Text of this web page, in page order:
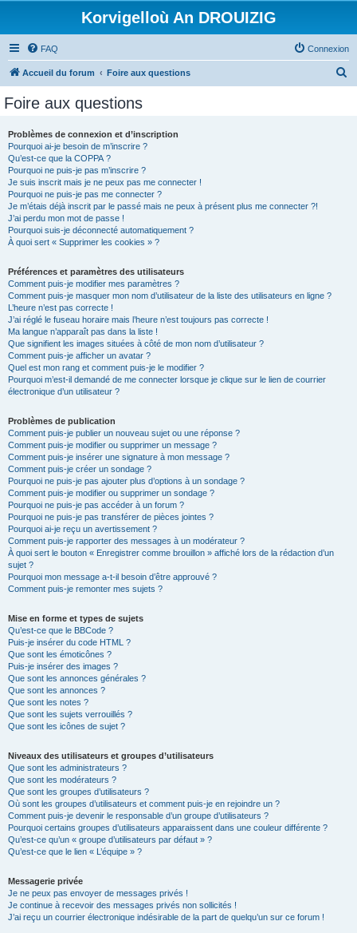
Korvigelloù An DROUIZIG
FAQ Connexion
Accueil du forum Foire aux questions
Foire aux questions
Problèmes de connexion et d’inscription
Pourquoi ai-je besoin de m’inscrire ?
Qu’est-ce que la COPPA ?
Pourquoi ne puis-je pas m’inscrire ?
Je suis inscrit mais je ne peux pas me connecter !
Pourquoi ne puis-je pas me connecter ?
Je m’étais déjà inscrit par le passé mais ne peux à présent plus me connecter ?!
J’ai perdu mon mot de passe !
Pourquoi suis-je déconnecté automatiquement ?
À quoi sert « Supprimer les cookies » ?
Préférences et paramètres des utilisateurs
Comment puis-je modifier mes paramètres ?
Comment puis-je masquer mon nom d’utilisateur de la liste des utilisateurs en ligne ?
L’heure n’est pas correcte !
J’ai réglé le fuseau horaire mais l’heure n’est toujours pas correcte !
Ma langue n’apparaît pas dans la liste !
Que signifient les images situées à côté de mon nom d’utilisateur ?
Comment puis-je afficher un avatar ?
Quel est mon rang et comment puis-je le modifier ?
Pourquoi m’est-il demandé de me connecter lorsque je clique sur le lien de courrier
électronique d’un utilisateur ?
Problèmes de publication
Comment puis-je publier un nouveau sujet ou une réponse ?
Comment puis-je modifier ou supprimer un message ?
Comment puis-je insérer une signature à mon message ?
Comment puis-je créer un sondage ?
Pourquoi ne puis-je pas ajouter plus d’options à un sondage ?
Comment puis-je modifier ou supprimer un sondage ?
Pourquoi ne puis-je pas accéder à un forum ?
Pourquoi ne puis-je pas transférer de pièces jointes ?
Pourquoi ai-je reçu un avertissement ?
Comment puis-je rapporter des messages à un modérateur ?
À quoi sert le bouton « Enregistrer comme brouillon » affiché lors de la rédaction d’un
sujet ?
Pourquoi mon message a-t-il besoin d’être approuvé ?
Comment puis-je remonter mes sujets ?
Mise en forme et types de sujets
Qu’est-ce que le BBCode ?
Puis-je insérer du code HTML ?
Que sont les émoticônes ?
Puis-je insérer des images ?
Que sont les annonces générales ?
Que sont les annonces ?
Que sont les notes ?
Que sont les sujets verrouillés ?
Que sont les icônes de sujet ?
Niveaux des utilisateurs et groupes d’utilisateurs
Que sont les administrateurs ?
Que sont les modérateurs ?
Que sont les groupes d’utilisateurs ?
Où sont les groupes d’utilisateurs et comment puis-je en rejoindre un ?
Comment puis-je devenir le responsable d’un groupe d’utilisateurs ?
Pourquoi certains groupes d’utilisateurs apparaissent dans une couleur différente ?
Qu’est-ce qu’un « groupe d’utilisateurs par défaut » ?
Qu’est-ce que le lien « L’équipe » ?
Messagerie privée
Je ne peux pas envoyer de messages privés !
Je continue à recevoir des messages privés non sollicités !
J’ai reçu un courrier électronique indésirable de la part de quelqu’un sur ce forum !